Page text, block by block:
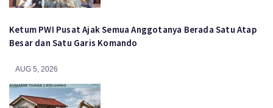
Ketum PWI Pusat Ajak Semua Anggotanya Berada Satu Atap
Besar dan Satu Garis Komando
AUG 5, 2026